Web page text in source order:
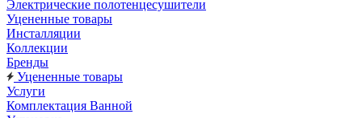
Электрические полотенцесушители
Уцененные товары
Инсталляции
Коллекции
Бренды
Уцененные товары
Услуги
Комплектация Ванной